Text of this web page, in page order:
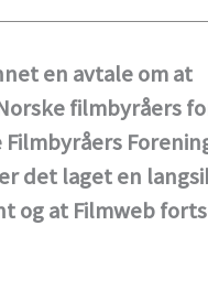
en avtale om at
filmbyråers
det laget en
og at Filmweb